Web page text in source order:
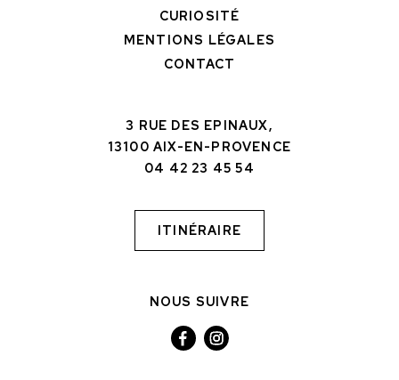
CURIOSITÉ
MENTIONS LÉGALES
CONTACT
3 RUE DES EPINAUX,
13100 AIX-EN-PROVENCE
04 42 23 45 54
ITINÉRAIRE
NOUS SUIVRE